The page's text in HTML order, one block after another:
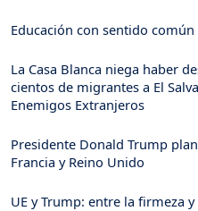
Educación con sentido
La Casa Blanca niega haber
cientos de migrantes a El
Enemigos Extranjeros
Presidente Donald Trump
Francia y Reino Unido
UE y Trump: entre la firmeza